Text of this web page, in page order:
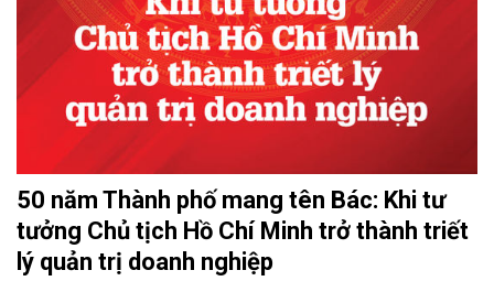
50 năm Thành phố mang tên Bác: Khi tư
tưởng Chủ tịch Hồ Chí Minh trở thành triết
lý quản trị doanh nghiệp